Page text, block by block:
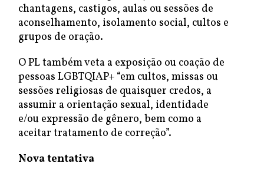
chantagens, castigos, aulas ou sessões de
aconselhamento, isolamento social, cultos e
grupos de oração.
O PL também veta a exposição ou coação de
pessoas LGBTQIAP+ “em cultos, missas ou
sessões religiosas de quaisquer credos, a
assumir a orientação sexual, identidade
e/ou expressão de gênero, bem como a
aceitar tratamento de correção”.
Nova tentativa